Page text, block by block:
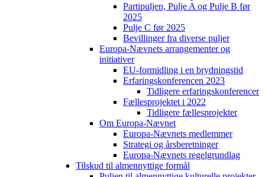
Partipuljen, Pulje A og Pulje B før
2025
Pulje C før 2025
Bevillinger fra diverse puljer
Europa-Nævnets arrangementer og
initiativer
EU-formidling i en brydningstid
Erfaringskonferencen 2023
Tidligere erfaringskonferencer
Fællesprojektet i 2022
Tidligere fællesprojekter
Om Europa-Nævnet
Europa-Nævnets medlemmer
Strategi og årsberetninger
Europa-Nævnets regelgrundlag
Tilskud til almennyttige formål